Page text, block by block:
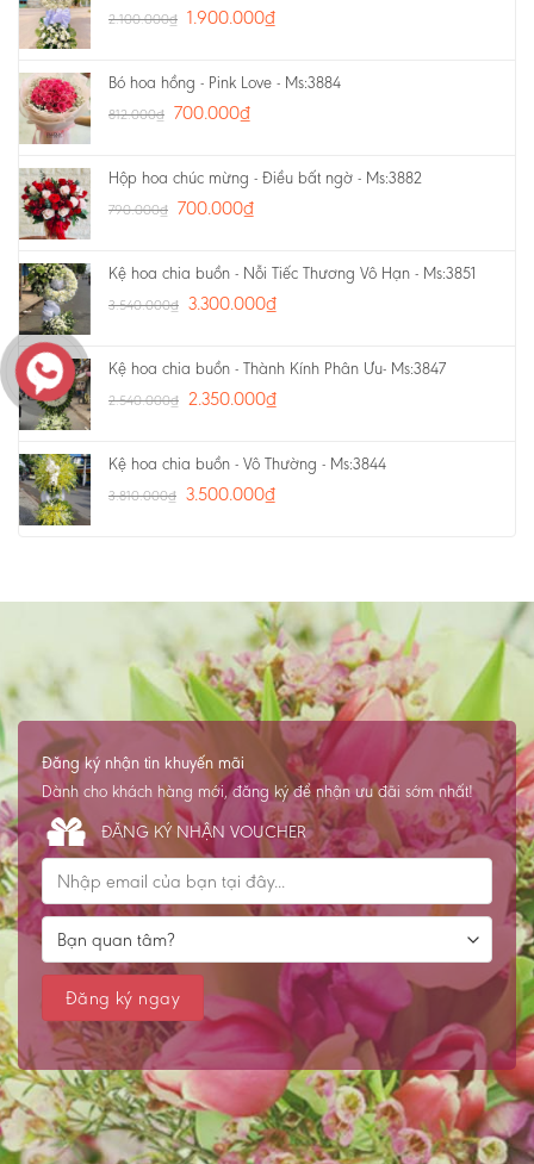
2.100.000₫ 1.900.000₫
Bó hoa hồng - Pink Love - Ms:3884
812.000₫ 700.000₫
Hộp hoa chúc mừng - Điều bất ngờ - Ms:3882
790.000₫ 700.000₫
Kệ hoa chia buồn - Nỗi Tiếc Thương Vô Hạn - Ms:3851
3.540.000₫ 3.300.000₫
Kệ hoa chia buồn - Thành Kính Phân Ưu- Ms:3847
2.540.000₫ 2.350.000₫
Kệ hoa chia buồn - Vô Thường - Ms:3844
3.810.000₫ 3.500.000₫
Đăng ký nhận tin khuyến mãi
Dành cho khách hàng mới, đăng ký để nhận ưu đãi sớm nhất!
ĐĂNG KÝ NHẬN VOUCHER